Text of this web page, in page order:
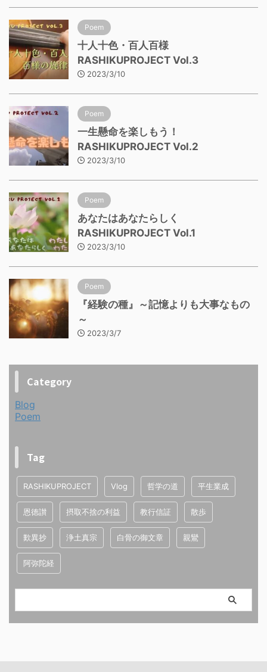
Poem
十人十色・百人百様
RASHIKUPROJECT Vol.3
2023/3/10
Poem
一生懸命を楽しもう！
RASHIKUPROJECT Vol.2
2023/3/10
Poem
あなたはあなたらしく
RASHIKUPROJECT Vol.1
2023/3/10
Poem
『経験の種』～記憶よりも大事なもの
～
2023/3/7
Category
Blog
Poem
Tag
RASHIKUPROJECT Vlog 哲学の道 平生業成
恩徳讃 摂取不捨の利益 教行信証 散歩
歎異抄 浄土真宗 白骨の御文章 親鸞
阿弥陀経